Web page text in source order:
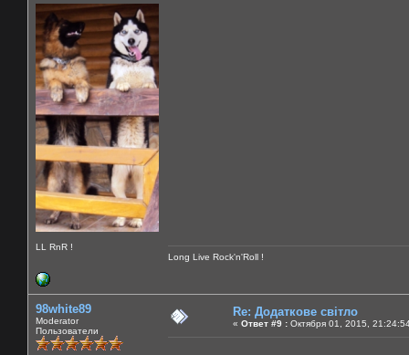
LL RnR !
Long Live Rock'n'Roll !
98white89
Moderator
Пользователи
Re: Додаткове світло
« Ответ #9 : Октября 01, 2015,